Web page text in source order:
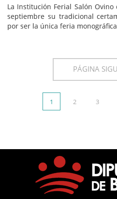
La Institución Ferial Salón
septiembre su tradicional
por ser la única feria
PÁGINA
1 2 3